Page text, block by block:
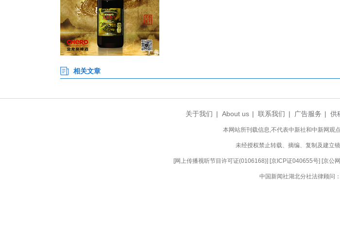
黄鹤楼活动相关负责人表示，通过不断创新文化表达方式
让千年历史在现代城市生活中焕发新的活力。